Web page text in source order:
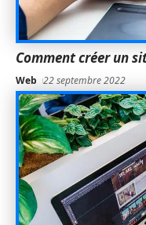
Comment créer un
Web 22 septembre 2022